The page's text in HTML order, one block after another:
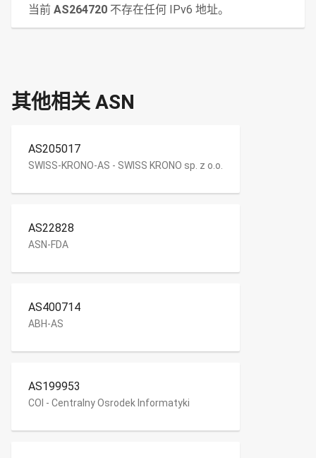
当前 AS264720 不存在任何 IPv6 地址。
其他相关 ASN
AS205017
SWISS-KRONO-AS - SWISS KRONO sp. z o.o.
AS22828
ASN-FDA
AS400714
ABH-AS
AS199953
COI - Centralny Osrodek Informatyki